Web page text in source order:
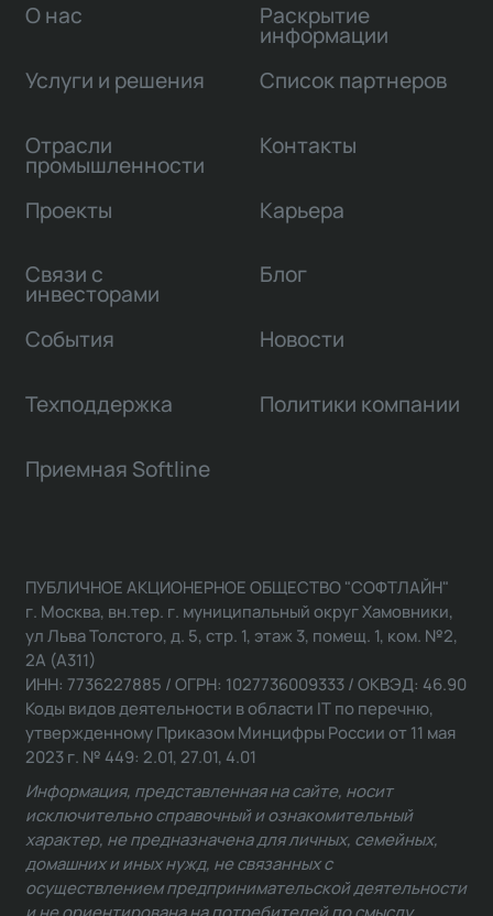
О нас
Услуги и решения
Отрасли
промышленности
Проекты
Связи с
инвесторами
Раскрытие
информации
Список партнеров
Контакты
Карьера
Блог
События Новости
Техподдержка Политики компании
Приемная Softline
ПУБЛИЧНОЕ АКЦИОНЕРНОЕ ОБЩЕСТВО "СОФТЛАЙН"
г. Москва, вн.тер. г. муниципальный округ Хамовники,
ул Льва Толстого, д. 5, стр. 1, этаж 3, помещ. 1, ком. №2,
2А (А311)
ИНН: 7736227885 / ОГРН: 1027736009333 / ОКВЭД: 46.90
Коды видов деятельности в области IT по перечню,
утвержденному Приказом Минцифры России от 11 мая
2023 г. № 449: 2.01, 27.01, 4.01
Информация, представленная на сайте, носит
исключительно справочный и ознакомительный
характер, не предназначена для личных, семейных,
домашних и иных нужд, не связанных с
осуществлением предпринимательской деятельности